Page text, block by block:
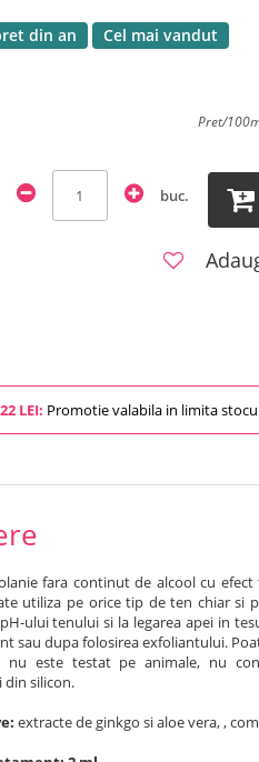
din an Cel mai vandut
Pret/
buc.
LEI: Promotie valabila in limita
fara continut de alcool cu
utiliza pe orice tip de ten chiar si
ului tenului si la legarea apei in
sau dupa folosirea exfoliantului.
nu este testat pe animale, nu
silicon.
extracte de ginkgo si aloe vera, ,